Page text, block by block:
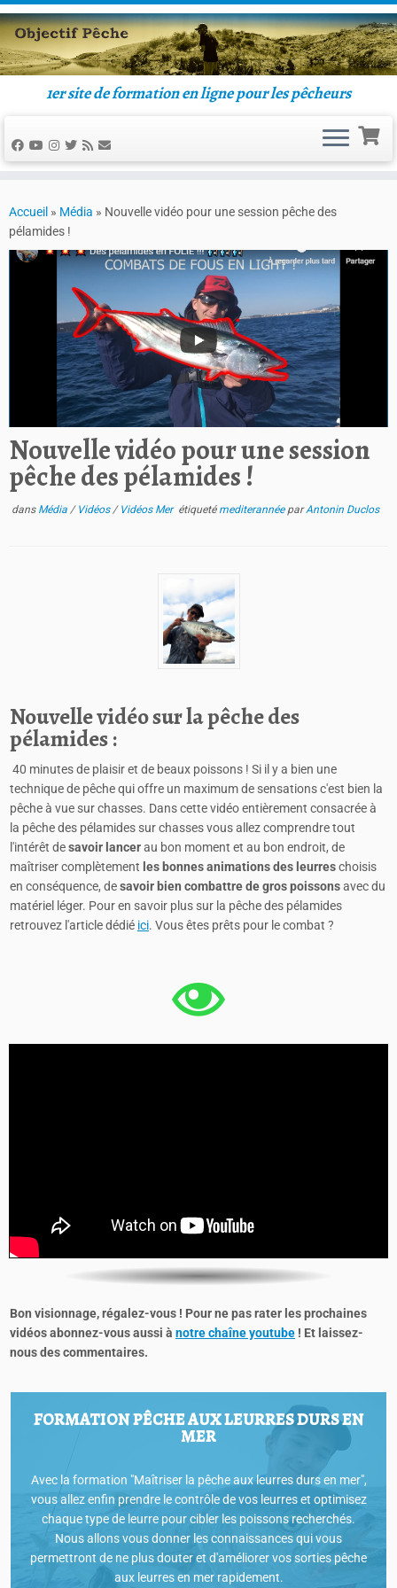
1er site de formation en ligne pour les pêcheurs
Accueil » Média » Nouvelle vidéo pour une session pêche des
pélamides !
Nouvelle vidéo pour une session
pêche des pélamides !
dans Média / Vidéos/ Vidéos Mer étiqueté mediterannée parAntonin Duclos
Nouvelle vidéo sur la pêche des
pélamides :
40 minutes de plaisir et de beaux poissons ! Si il y a bien une
technique de pêche qui offre un maximum de sensations c'est bien la
pêche à vue sur chasses. Dans cette vidéo entièrement consacrée à
la pêche des pélamides sur chasses vous allez comprendre tout
l'intérêt desavoir lancerau bon moment et au bon endroit, de
maîtriser complètement les bonnes animations des leurreschoisis
en conséquence, desavoir bien combattre de gros poissonsavec du
matériel léger. Pour en savoir plus sur la pêche des pélamides
retrouvez l'article dédié ici. Vous êtes prêts pour le combat ?
Bon visionnage, régalez-vous ! Pour ne pas rater les prochaines
vidéos abonnez-vous aussi à notre chaîne youtube ! Et laissez-
nous des commentaires.
FORMATION PÊCHE AUX LEURRES DURS EN
MER
Avec la formation "Maîtriser la pêche aux leurres durs en mer",
vous allez enfin prendre le contrôle de vos leurres et optimisez
chaque type de leurre pour cibler les poissons recherchés.
Nous allons vous donner les connaissances qui vous
permettront de ne plus douter et d'améliorer vos sorties pêche
aux leurres en mer rapidement.